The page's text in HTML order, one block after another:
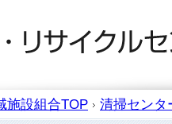
施設組合TOP 清掃センタ